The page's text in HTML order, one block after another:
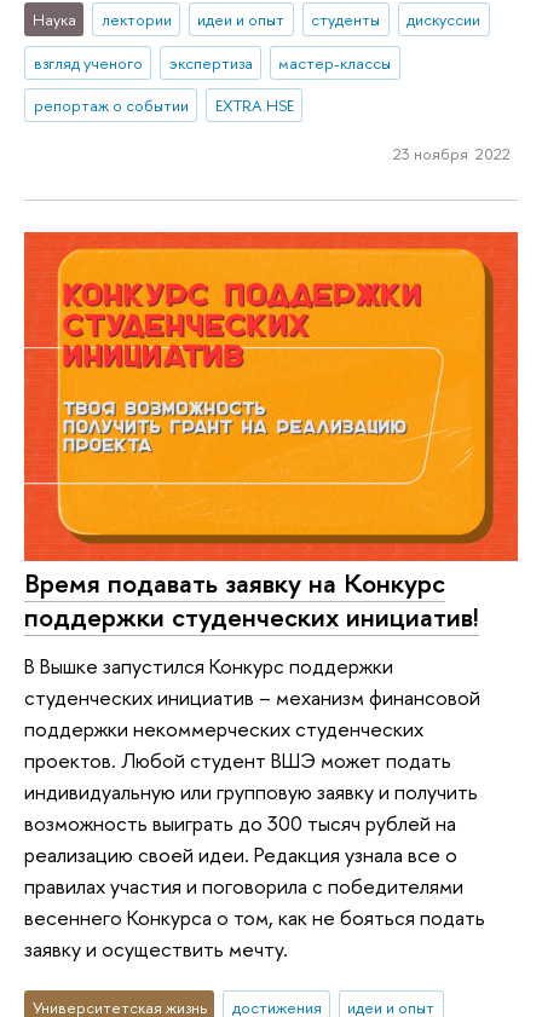
Наука лектории идеи и опыт студенты
дискуссии
взгляд ученого
экспертиза
мастер-классы
репортаж о событии
EXTRA.HSE
23 ноября 2022
Время подавать заявку на Конкурс
поддержки студенческих инициатив!
В Вышке запустился Конкурс поддержки
студенческих инициатив – механизм финансовой
поддержки некоммерческих студенческих
проектов. Любой студент ВШЭ может подать
индивидуальную или групповую заявку и получить
возможность выиграть до 300 тысяч рублей на
реализацию своей идеи. Редакция узнала все о
правилах участия и поговорила с победителями
весеннего Конкурса о том, как не бояться подать
заявку и осуществить мечту.
Университетская жизнь достижения идеи и опыт